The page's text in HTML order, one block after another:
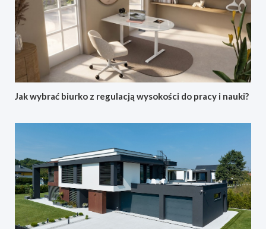
Jak wybrać biurko z regulacją wysokości do pracy i nauki?